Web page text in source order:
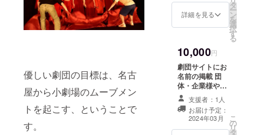
優しい劇団の目標は、名古
屋から小劇場のムーブメン
トを起こす、ということで
す。
を含めたこれか
らの展望につい
してお届けいた
します。
詳細を見る
タ
ー
ン
を
選
択
す
る
10,000円
劇団サイトにお
名前の掲載 団
体・企業様や個
人の方など、後
援として劇団の
サイトにお名前
を掲載いたしま
す。 ※支援時に
支援者：1人
お届け予定：
2024年03月
こ
の
リ
タ